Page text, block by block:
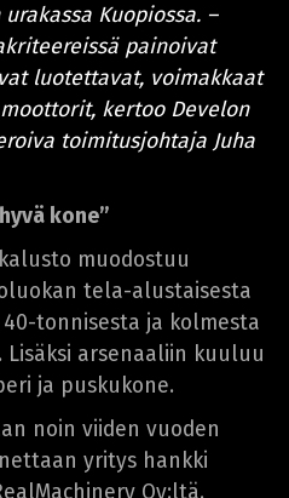
Kuopiossa. –
painoivat
luotettavat, voimakkaat
kertoo Develon
toimitusjohtaja Juha
kone”
muodostuu
tela-alustaisesta
tonnisesta ja kolmesta
arsenaaliin kuuluu
ja puskukone.
noin viiden vuoden
yritys hankki
Oy:ltä.